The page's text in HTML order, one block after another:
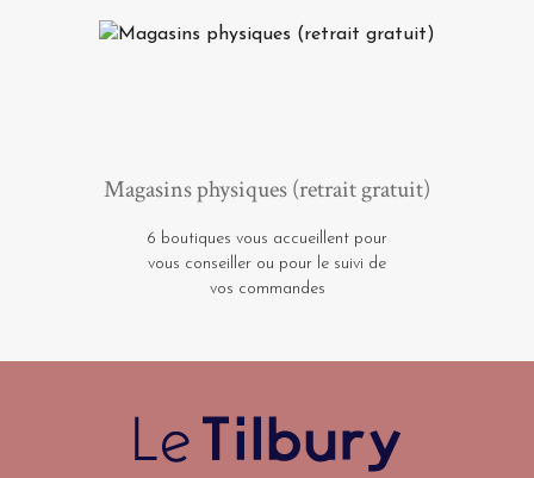
Magasins physiques (retrait gratuit)
6 boutiques vous accueillent pour
vous conseiller ou pour le suivi de
vos commandes